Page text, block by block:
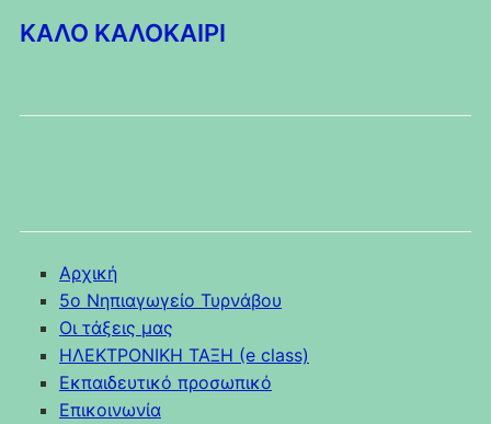
ΚΑΛΟ ΚΑΛΟΚΑΙΡΙ
Αρχική
5o Νηπιαγωγείο Τυρνάβου
Οι τάξεις μας
HΛΕΚΤΡΟΝΙΚΗ ΤΑΞΗ (e class)
Εκπαιδευτικό προσωπικό
Επικοινωνία